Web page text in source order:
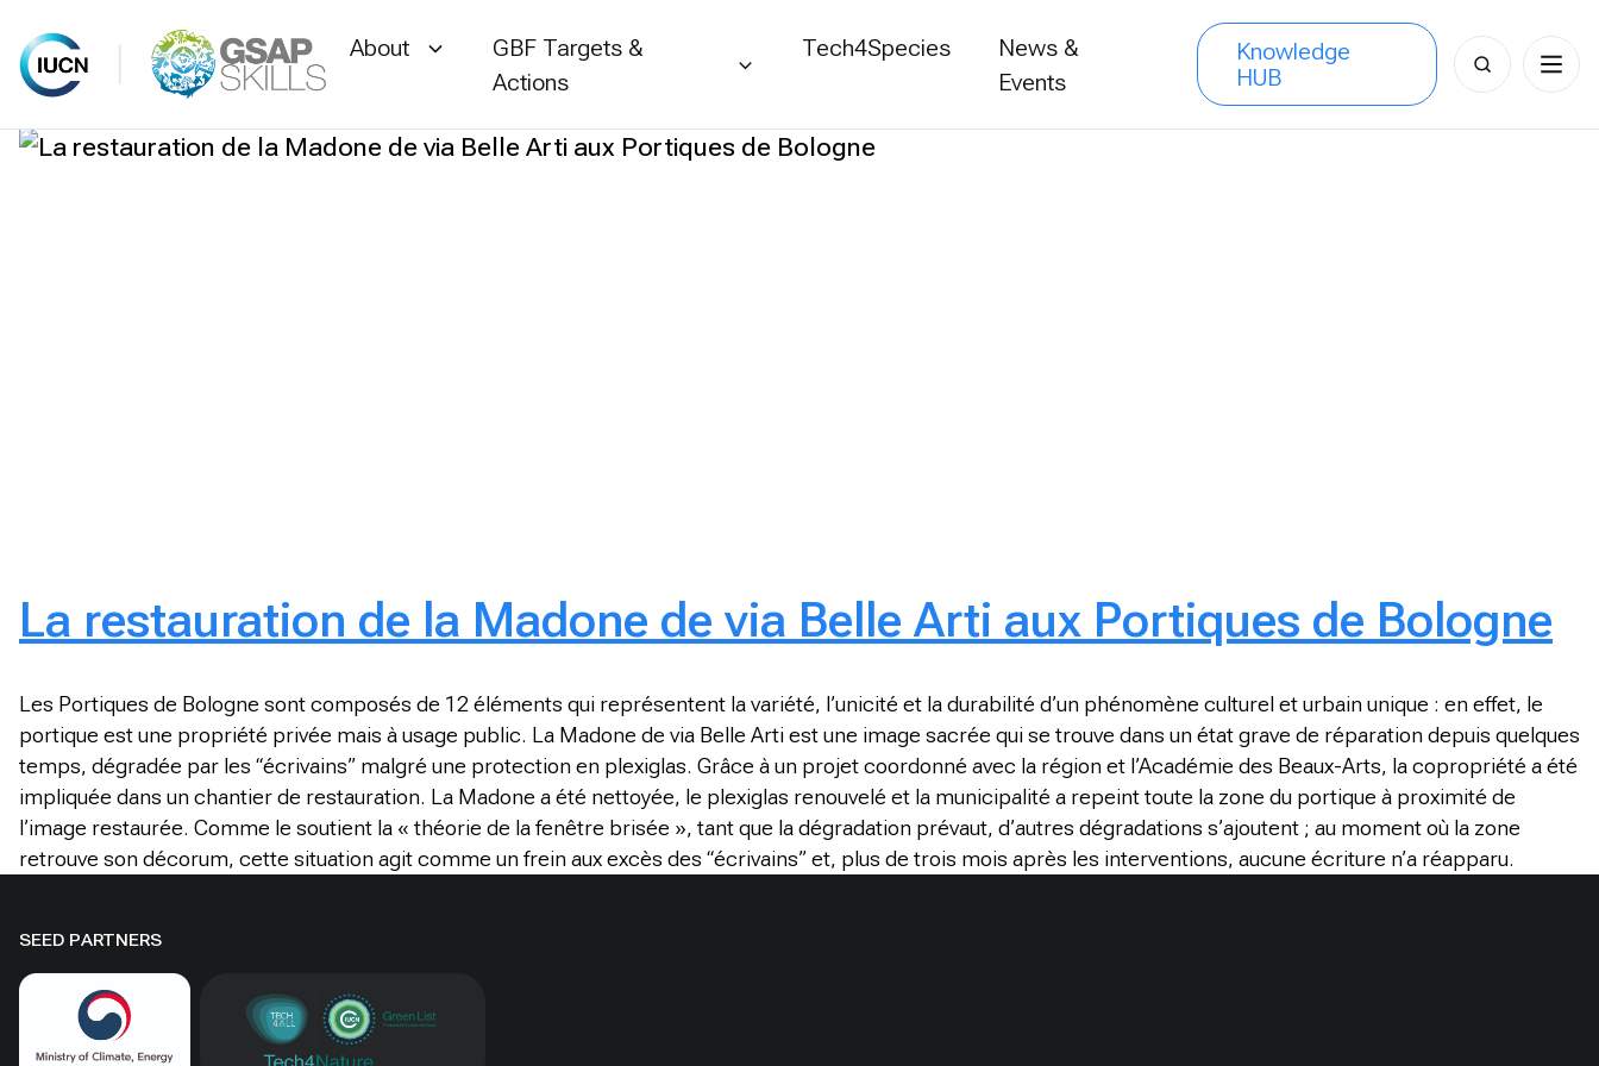
Skip
About
GBF Targets &
Actions
Tech4Species
News &
Events
Knowledge
HUB
Search
for:
La restauration de la Madone de via Belle Arti aux Portiques de Bologne
Les Portiques de Bologne sont composés de 12 éléments qui représentent la variété, l’unicité et la durabilité d’un phénomène culturel et urbain unique : en effet, le
portique est une propriété privée mais à usage public. La Madone de via Belle Arti est une image sacrée qui se trouve dans un état grave de réparation depuis quelques
temps, dégradée par les “écrivains” malgré une protection en plexiglas. Grâce à un projet coordonné avec la région et l’Académie des Beaux-Arts, la copropriété a été
impliquée dans un chantier de restauration. La Madone a été nettoyée, le plexiglas renouvelé et la municipalité a repeint toute la zone du portique à proximité de
l’image restaurée. Comme le soutient la « théorie de la fenêtre brisée », tant que la dégradation prévaut, d’autres dégradations s’ajoutent ; au moment où la zone
retrouve son décorum, cette situation agit comme un frein aux excès des “écrivains” et, plus de trois mois après les interventions, aucune écriture n’a réapparu.
SEED PARTNERS